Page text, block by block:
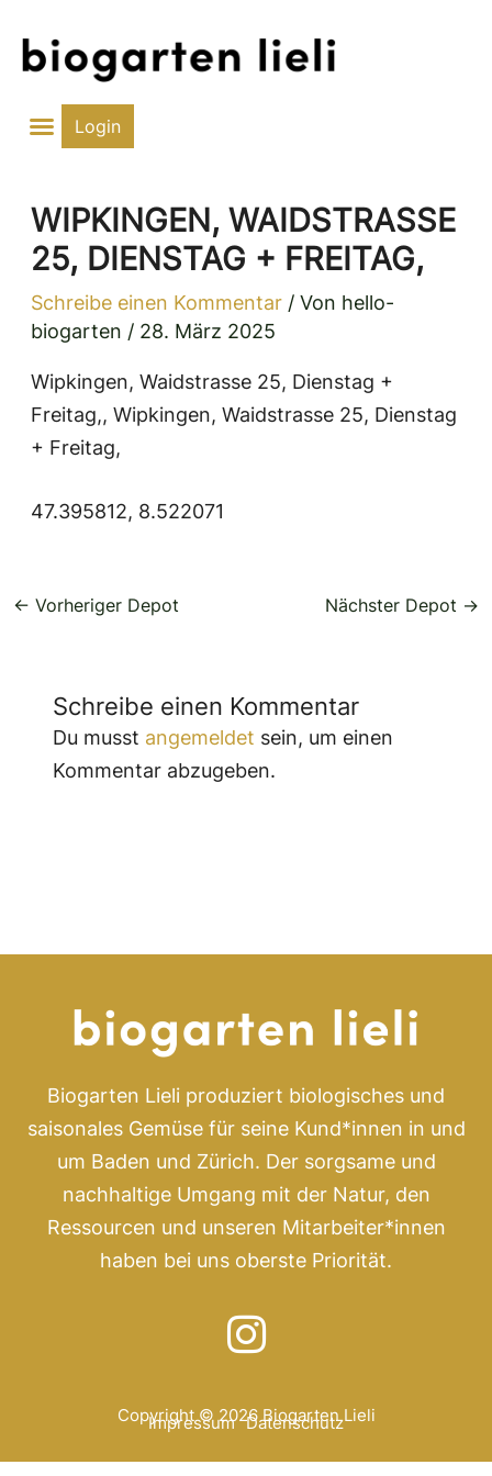
Inhalt
Login
WIPKINGEN, WAIDSTRASSE
25, DIENSTAG + FREITAG,
Schreibe einen Kommentar / Von hello-
biogarten / 28. März 2025
Wipkingen, Waidstrasse 25, Dienstag +
Freitag,, Wipkingen, Waidstrasse 25, Dienstag
+ Freitag,
47.395812, 8.522071
← Vorheriger Depot Nächster Depot →
Schreibe einen Kommentar
Du musst angemeldet sein, um einen
Kommentar abzugeben.
Biogarten Lieli produziert biologisches und
saisonales Gemüse für seine Kund*innen in und
um Baden und Zürich. Der sorgsame und
nachhaltige Umgang mit der Natur, den
Ressourcen und unseren Mitarbeiter*innen
haben bei uns oberste Priorität.
Copyright © 2026 Biogarten Lieli
Impressum Datenschutz